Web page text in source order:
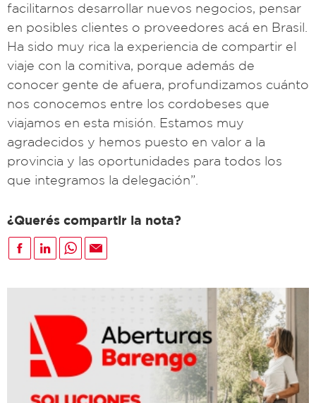
facilitarnos desarrollar nuevos negocios, pensar
en posibles clientes o proveedores acá en Brasil.
Ha sido muy rica la experiencia de compartir el
viaje con la comitiva, porque además de
conocer gente de afuera, profundizamos cuánto
nos conocemos entre los cordobeses que
viajamos en esta misión. Estamos muy
agradecidos y hemos puesto en valor a la
provincia y las oportunidades para todos los
que integramos la delegación”.
¿Querés compartir la nota?